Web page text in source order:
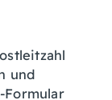
und
Formular